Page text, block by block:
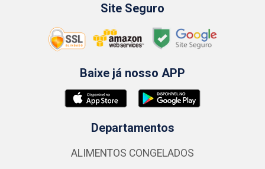
Site Seguro
Baixe já nosso APP
Departamentos
ALIMENTOS CONGELADOS